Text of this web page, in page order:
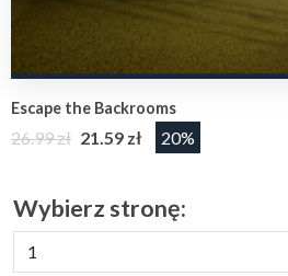
Escape the Backrooms
26.99 zł 21.59 zł 20%
Wybierz stronę: